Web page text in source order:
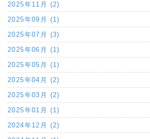
2025年11月 (2)
2025年09月 (1)
2025年07月 (3)
2025年06月 (1)
2025年05月 (1)
2025年04月 (2)
2025年03月 (2)
2025年01月 (1)
2024年12月 (2)